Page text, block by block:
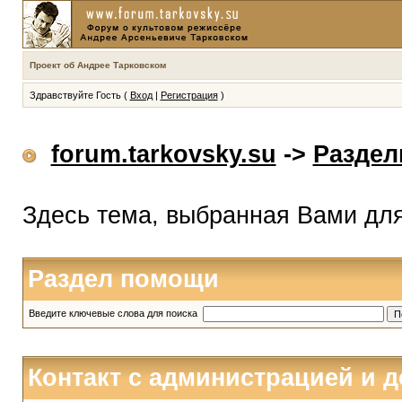
Проект об Андрее Тарковском
Здравствуйте Гость ( Вход| Регистрация)
forum.tarkovsky.su ->
Здесь тема, выбранная Вами
Раздел помощи
Введите ключевые слова для поиска
Контакт с администрацией и